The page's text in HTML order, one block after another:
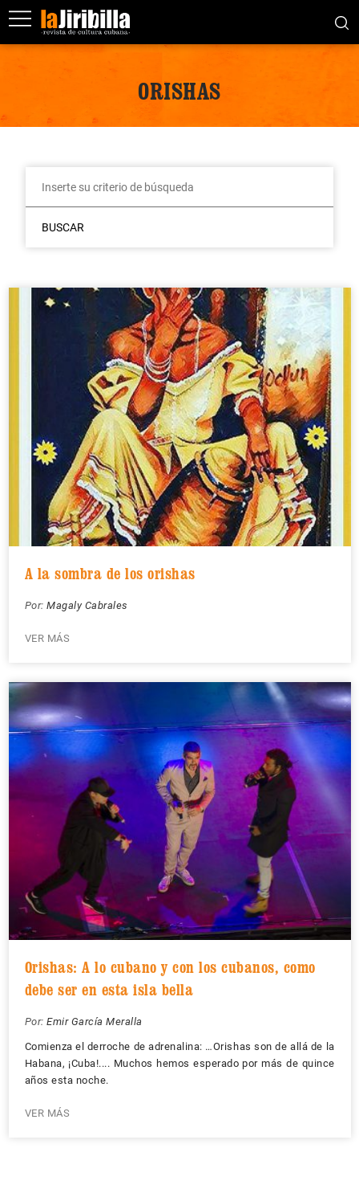
ORISHAS
BUSCAR
A la sombra de los orishas
Por: Magaly Cabrales
VER MÁS
Orishas: A lo cubano y con los cubanos, como
debe ser en esta isla bella
Por: Emir García Meralla
Comienza el derroche de adrenalina: …Orishas son de allá de la
Habana, ¡Cuba!.... Muchos hemos esperado por más de quince
años esta noche.
VER MÁS